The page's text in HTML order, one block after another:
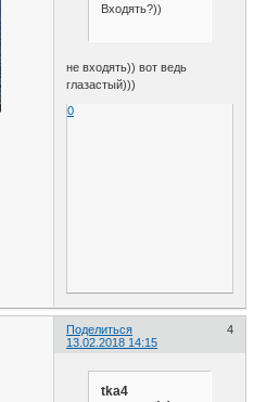
Входять?))
не входять)) вот ведь
глазастый)))
0
Поделиться
4
13.02.2018 14:15
tka4